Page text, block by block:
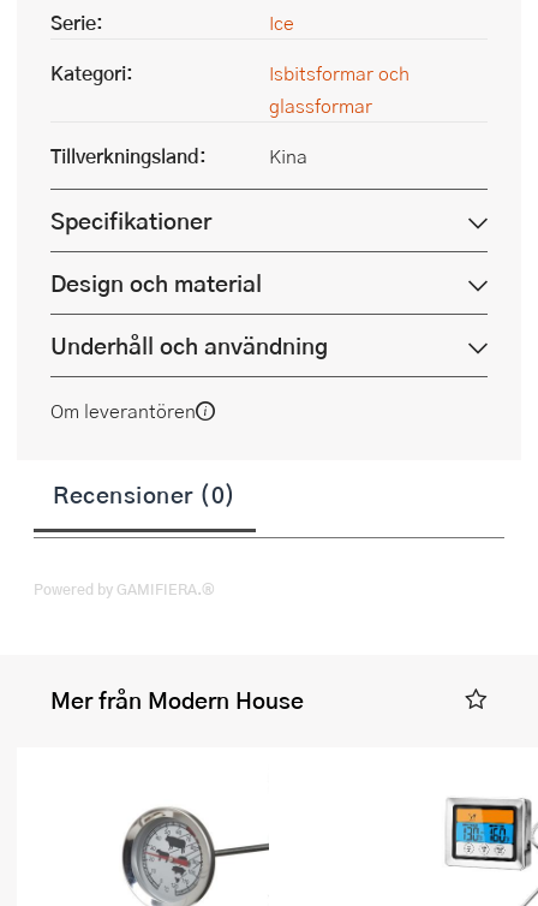
Serie:
Ice
Kategori:
Isbitsformar och
glassformar
Tillverkningsland:
Kina
Specifikationer
Design och material
Underhåll och användning
Om leverantören
Recensioner (0)
Powered by GAMIFIERA.®
Mer från Modern House